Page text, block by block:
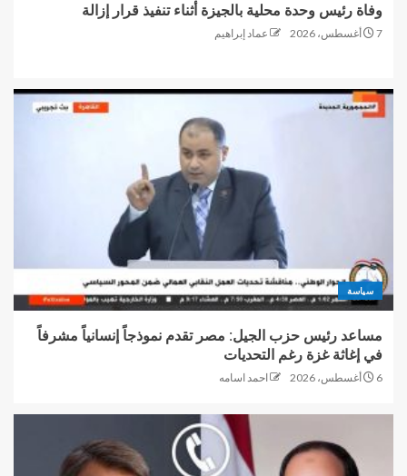
وفاة رئيس وحدة محلية بالجيزة أثناء تنفيذ قرار إزالة
7 أغسطس، 2026 عماد إبراهيم
سياسة
مساعد رئيس حزب الجيل: مصر تقدم نموذجاً إنسانياً مشرفاً
في إغاثة غزة رغم التحديات
6 أغسطس، 2026 احمد اسامه